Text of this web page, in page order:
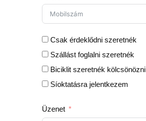
Csak érdeklődni szeretnék
Szállást foglalni szeretnék
Biciklit szeretnék kölcsönözni
Síoktatásra jelentkezem
Üzenet